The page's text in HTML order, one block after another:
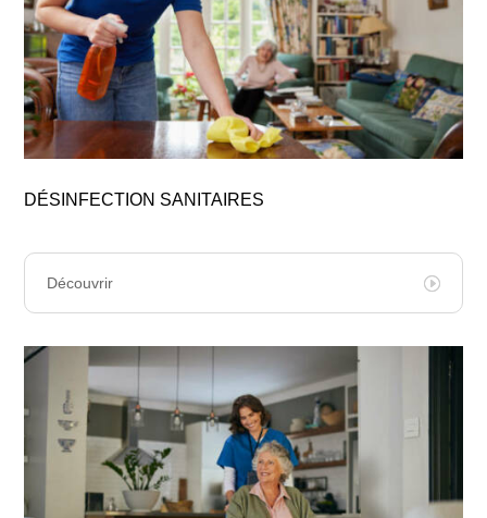
DÉSINFECTION SANITAIRES
Découvrir